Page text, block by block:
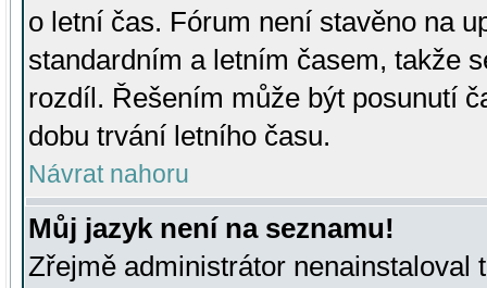
o letní čas. Fórum není stavěno na
standardním a letním časem, takže
rozdíl. Řešením může být posunutí
dobu trvání letního času.
Návrat nahoru
Můj jazyk není na seznamu!
Zřejmě administrátor nenainstaloval